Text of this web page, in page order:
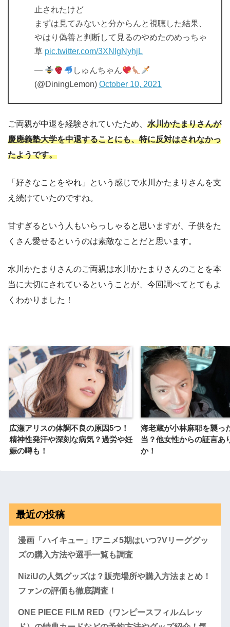
止されたけど
まずは見てみないと分からんと視聴した結果、
やはり偽善と判断して見るのやめたのめっちゃ
草 pic.twitter.com/3XNlgNyhjL
—
しゅんちゃん
(@DiningLemon) October 10, 2021
ご両親が中退を経験されていたため、 水川かたまりさんが
慶應義塾大学を中退することにも、特に反対はされなかっ
たようです。
「好きなことをやれ」という感じで水川かたまりさんを支
え続けていたのですね。
甘すぎるという人もいらっしゃると思いますが、子供をた
くさん愛せるというのは素敵なことだと思います。
水川かたまりさんのご両親は水川かたまりさんのことを本
当に大切にされているということが、今回調べてとてもよ
くわかりました！
広瀬アリスの体調不良の原因5つ！
精神性発汗や深刻な病気？過労や妊
娠の噂も！
海老蔵が小林麻耶を襲っ
当？他女性からの証言あ
か！
最近の投稿
漫画「ハイキュー」!アニメ5期はいつ?Vリーググッ
ズの購入方法や選手一覧も調査
NiziUの人気グッズは？販売場所や購入方法まとめ！
ファンの評価も徹底調査！
ONE PIECE FILM RED（ワンピースフィルムレッ